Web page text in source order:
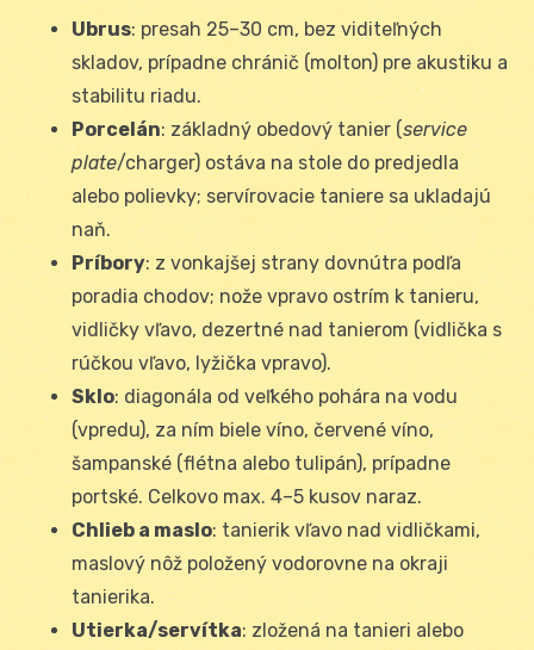
Ubrus: presah 25–30 cm, bez viditeľných
skladov, prípadne chránič (molton) pre akustiku a
stabilitu riadu.
Porcelán: základný obedový tanier (service
plate/charg­er) ostáva na stole do predjedla
alebo polievky; servírovacie taniere sa ukladajú
naň.
Príbory: z vonkajšej strany dovnútra podľa
poradia chodov; nože vpravo ostrím k tanieru,
vidličky vľavo, dezertné nad tanierom (vidlička s
rúčkou vľavo, lyžička vpravo).
Sklo: diagonála od veľkého pohára na vodu
(vpredu), za ním biele víno, červené víno,
šampanské (flétna alebo tulipán), prípadne
portské. Celkovo max. 4–5 kusov naraz.
Chlieb a maslo: tanierik vľavo nad vidličkami,
maslový nôž položený vodorovne na okraji
tanierika.
Utierka/servítka: zložená na tanieri alebo